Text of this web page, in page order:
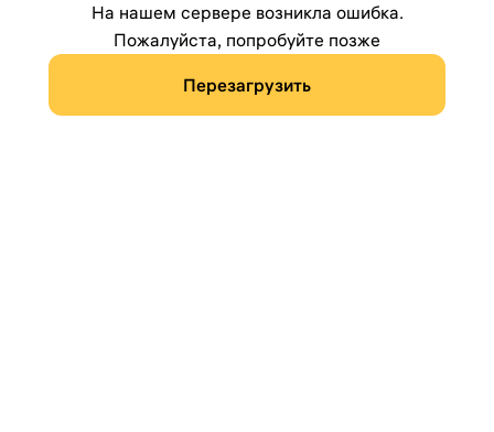
На нашем сервере возникла ошибка.
Пожалуйста, попробуйте позже
Перезагрузить